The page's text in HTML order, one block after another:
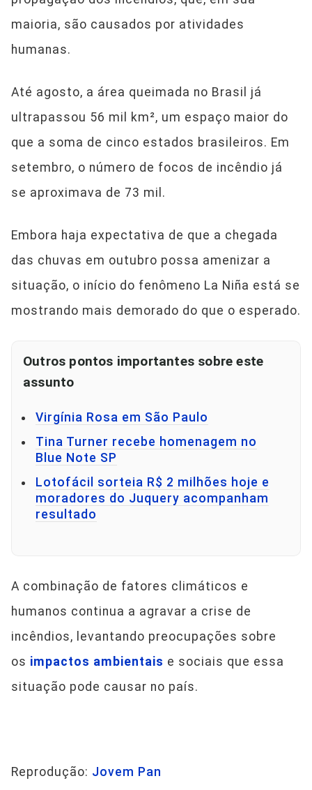
maioria, são causados por atividades
humanas.
Até agosto, a área queimada no Brasil já
ultrapassou 56 mil km², um espaço maior do
que a soma de cinco estados brasileiros. Em
setembro, o número de focos de incêndio já
se aproximava de 73 mil.
Embora haja expectativa de que a chegada
das chuvas em outubro possa amenizar a
situação, o início do fenômeno La Niña está se
mostrando mais demorado do que o esperado.
Outros pontos importantes sobre este
assunto
Virgínia Rosa em São Paulo
Tina Turner recebe homenagem no
Blue Note SP
Lotofácil sorteia R$ 2 milhões hoje e
moradores do Juquery acompanham
resultado
A combinação de fatores climáticos e
humanos continua a agravar a crise de
incêndios, levantando preocupações sobre
os impactos ambientais e sociais que essa
situação pode causar no país.
Reprodução: Jovem Pan